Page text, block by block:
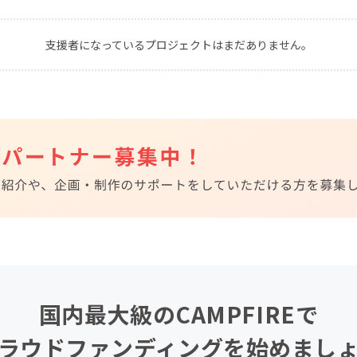
CAMPFIRE for Social Good
CAMPFIRE Creation
CAMPFIREふるさと納税
machi-ya コミュニティ
支援者になっているプロジェクトはまだありません。
国内最大級のCAMPFIREで
ウドファンディングを始めまし